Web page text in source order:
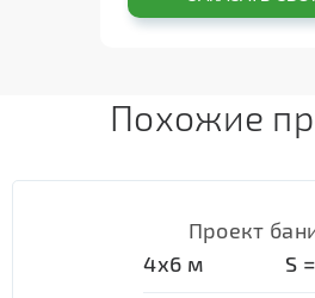
Похожие
Проект
4х6 м S =